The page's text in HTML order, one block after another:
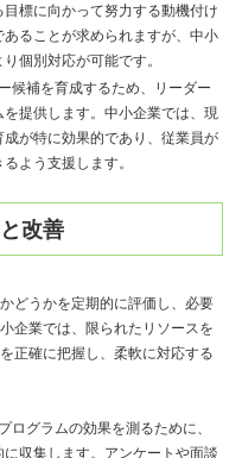
標に向かって努力する動機付け
ることが求められますが、中小
個別対応が可能です。
候補を育成するため、リーダー
提供します。中小企業では、現
が特に効果的であり、従業員が
よう支援します。
改善
どうかを定期的に評価し、必要
企業では、限られたリソースを
正確に把握し、柔軟に対応する
ログラムの効果を測るために、
収集します。アンケートや面談